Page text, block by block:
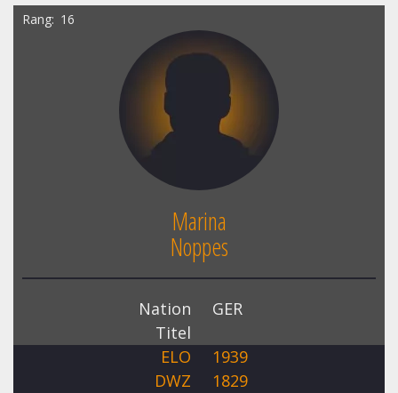
Rang 16
Marina
Noppes
Nation
GER
Titel
ELO
1939
DWZ
1829